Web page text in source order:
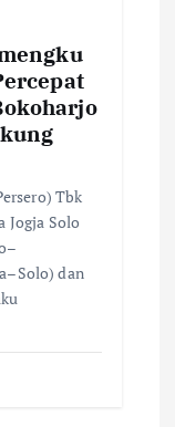
Tbk
Jogja Solo
dan